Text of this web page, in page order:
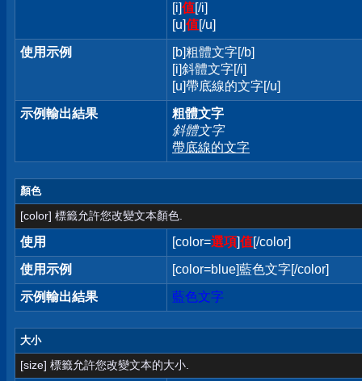
[i]值[/i]
[u]值[/u]
使用示例
[b]粗體文字[/b]
[i]斜體文字[/i]
[u]帶底線的文字[/u]
示例輸出結果
粗體文字
斜體文字
帶底線的文字
顏色
[color] 標籤允許您改變文本顏色.
使用 [color=選項]值[/color]
使用示例
[color=blue]藍色文字[/color]
示例輸出結果
藍色文字
大小
[size] 標籤允許您改變文本的大小.